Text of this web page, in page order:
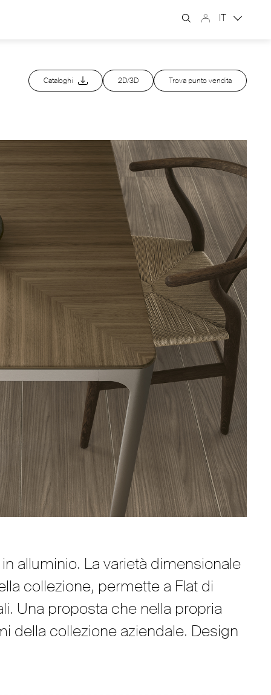
IT
Cataloghi 2D/3D Trova punto vendita
alluminio. La varietà dimensionale
collezione, permette a Flat di
Una proposta che nella propria
della collezione aziendale. Design